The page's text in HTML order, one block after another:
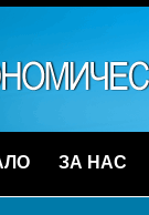
ЗА НАС